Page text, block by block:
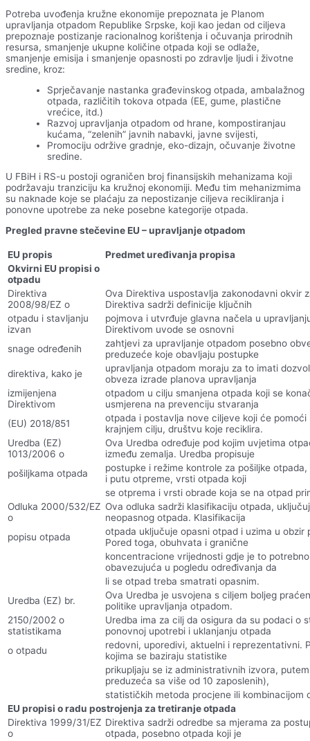
Potreba uvođenja kružne ekonomije prepoznata je Planom
upravljanja otpadom Republike Srpske, koji kao jedan od ciljeva
prepoznaje postizanje racionalnog korištenja i očuvanja prirodnih
resursa, smanjenje ukupne količine otpada koji se odlaže,
smanjenje emisija i smanjenje opasnosti po zdravlje ljudi i životne
sredine, kroz:
Sprječavanje nastanka građevinskog otpada, ambalažnog
otpada, različitih tokova otpada (EE, gume, plastične
vrećice, itd.)
Razvoj upravljanja otpadom od hrane, kompostiranjau
kućama, “zelenih” javnih nabavki, javne svijesti,
Promociju održive gradnje, eko-dizajn, očuvanje životne
sredine.
U FBiH i RS-u postoji ograničen broj finansijskih mehanizama koji
podržavaju tranziciju ka kružnoj ekonomiji. Među tim mehanizmima
su naknade koje se plaćaju za nepostizanje ciljeva recikliranja i
ponovne upotrebe za neke posebne kategorije otpada.
Pregled pravne stečevine EU – upravljanje otpadom
EU propis
Predmet uređivanja propisa
Okvirni EU propisi o
otpadu
Direktiva
2008/98/EZ o
Ova Direktiva uspostavlja zakonodavni okvir
Direktiva sadrži definicije ključnih
otpadu i stavljanju
izvan
pojmova i utvrđuje glavna načela u
Direktivom uvode se osnovni
snage određenih
zahtjevi za upravljanje otpadom posebno
preduzeće koje obavljaju postupke
direktiva, kako je
upravljanja otpadom moraju za to imati
obveza izrade planova upravljanja
izmijenjena
Direktivom
otpadom u cilju smanjena otpada koji se
usmjerena na prevenciju stvaranja
(EU) 2018/851
otpada i postavlja nove ciljeve koji će pomoći
krajnjem cilju, društvu koje reciklira.
Uredba (EZ)
1013/2006 o
Ova Uredba određuje pod kojim uvjetima
između zemalja. Uredba propisuje
pošiljkama otpada
postupke i režime kontrole za pošiljke
i putu otpreme, vrsti otpada koji
se otprema i vrsti obrade koja se na otpad
Odluka 2000/532/EZ
o
Ova odluka sadrži klasifikaciju otpada,
neopasnog otpada. Klasifikacija
popisu otpada
otpada uključuje opasni otpad i uzima u obzir
Pored toga, obuhvata i granične
koncentracione vrijednosti gdje je to
obavezujuća u pogledu određivanja da
li se otpad treba smatrati opasnim.
Uredba (EZ) br.
Ova Uredba je usvojena s ciljem boljeg
politike upravljanja otpadom.
2150/2002 o
statistikama
Uredba ima za cilj da osigura da su podaci o
ponovnoj upotrebi i uklanjanju otpada
o otpadu
redovni, uporedivi, aktuelni i reprezentativni.
kojima se baziraju statistike
prikupljaju se iz administrativnih izvora,
preduzeća sa više od 10 zaposlenih),
statističkih metoda procjene ili kombinacijom
EU propisi o radu postrojenja za tretiranje otpada
Direktiva 1999/31/EZ
o
Direktiva sadrži odredbe sa mjerama za
otpada, posebno otpada koji je